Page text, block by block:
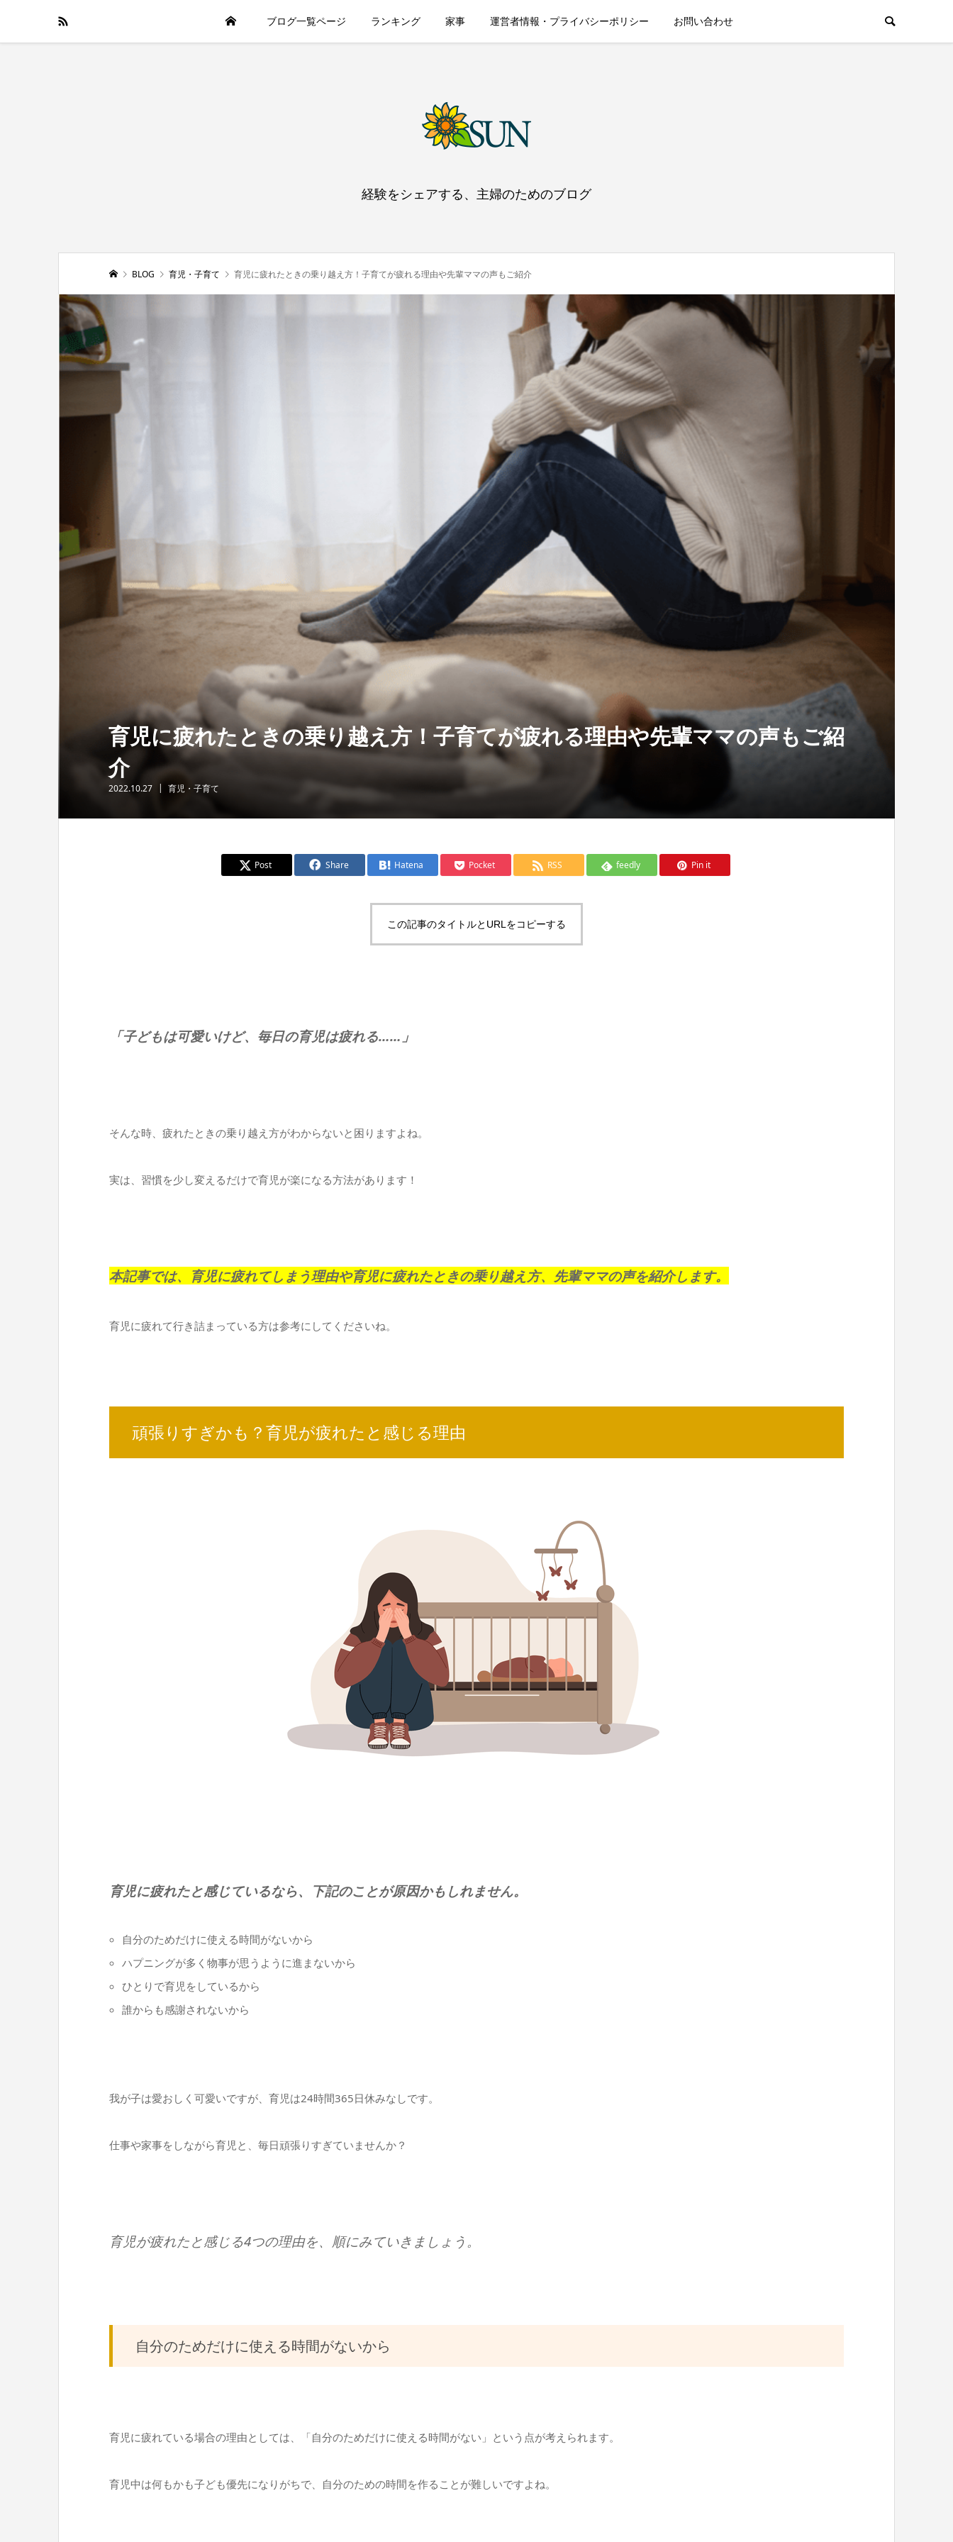
ブログ一覧ページ ランキング 家事 運営者情報・プライバシーポリシー お問い合わせ
経験をシェアする、主婦のためのブログ
BLOG 育児・子育て 育児に疲れたときの乗り越え方！子育てが疲れる理由や先輩ママの声もご紹介
育児に疲れたときの乗り越え方！子育てが疲れる理由や先輩ママの声もご紹
介
2022.10.27 育児・子育て
Post Share Hatena Pocket RSS feedly Pin it
この記事のタイトルとURLをコピーする
「子どもは可愛いけど、毎日の育児は疲れる……」
そんな時、疲れたときの乗り越え方がわからないと困りますよね。
実は、習慣を少し変えるだけで育児が楽になる方法があります！
本記事では、育児に疲れてしまう理由や育児に疲れたときの乗り越え方、先輩ママの声を紹介します。
育児に疲れて行き詰まっている方は参考にしてくださいね。
頑張りすぎかも？育児が疲れたと感じる理由
育児に疲れたと感じているなら、下記のことが原因かもしれません。
自分のためだけに使える時間がないから
ハプニングが多く物事が思うように進まないから
ひとりで育児をしているから
誰からも感謝されないから
我が子は愛おしく可愛いですが、育児は24時間365日休みなしです。
仕事や家事をしながら育児と、毎日頑張りすぎていませんか？
育児が疲れたと感じる4つの理由を、順にみていきましょう。
自分のためだけに使える時間がないから
育児に疲れている場合の理由としては、「自分のためだけに使える時間がない」という点が考えられます。
育児中は何もかも子ども優先になりがちで、自分のための時間を作ることが難しいですよね。